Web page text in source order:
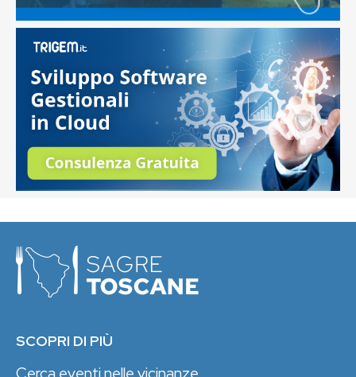
SCOPRI DI PIÙ
Cerca eventi nelle vicinanze